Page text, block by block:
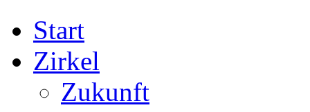
Start
Zirkel
Zukunft